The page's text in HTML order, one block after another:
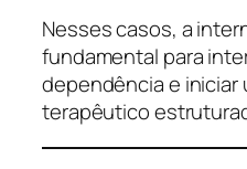
Nesses casos, a
fundamental para
dependência e iniciar
terapêutico